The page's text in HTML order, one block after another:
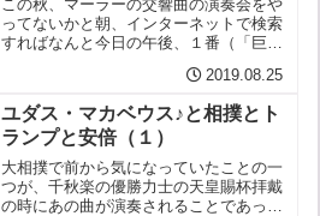
この秋、マーラーの交響曲の演奏会をや
ってないかと朝、インターネットで検索
すればなんと今日の午後、１番（「巨
ア・オーケストラで入場無料アマでも
４月に名古屋で聴いた２番は名演で感動
した（尾張から岡崎を経て浜松...
2019.08.25
ユダス・マカベウス♪と相撲とト
ランプと安倍（１）
大相撲で前から気になっていたことの一
つが、千秋楽の優勝力士の天皇賜杯拝戴
の時にあの曲が演奏されることであっ